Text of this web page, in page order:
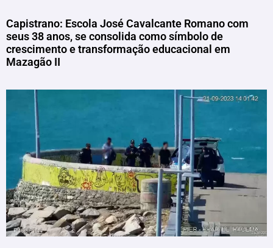
Capistrano: Escola José Cavalcante Romano com
seus 38 anos, se consolida como símbolo de
crescimento e transformação educacional em
Mazagão II